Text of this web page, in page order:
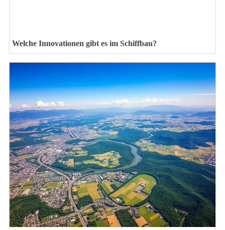
Welche Innovationen gibt es im Schiffbau?